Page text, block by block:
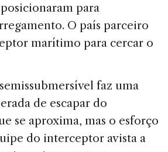
para
O país parceiro
marítimo para cercar o
faz uma
de escapar do
se aproxima, mas o esforço
do interceptor avista a